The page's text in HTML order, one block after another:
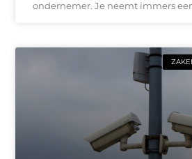
ondernemer. Je neemt immers